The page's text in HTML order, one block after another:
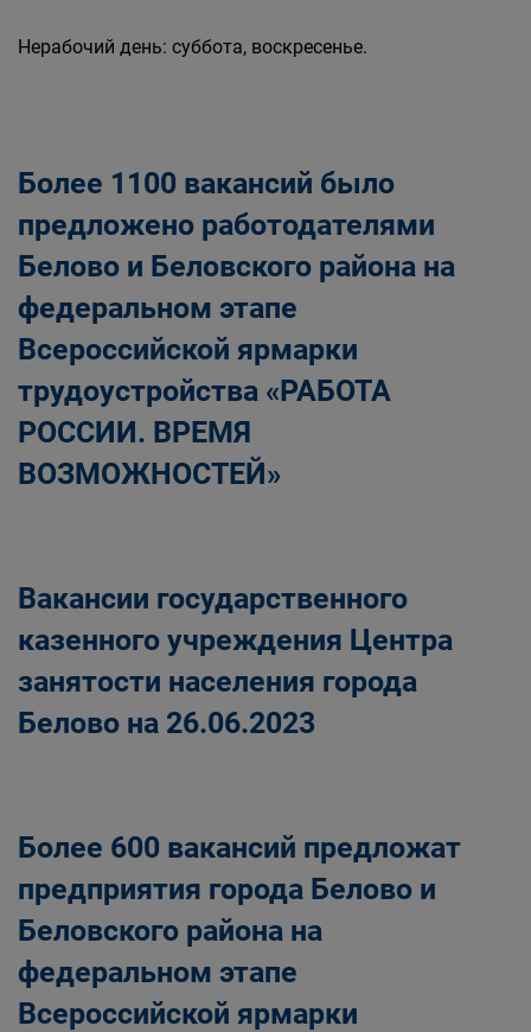
Нерабочий день: суббота, воскресенье.
Более 1100 вакансий было
предложено работодателями
Белово и Беловского района на
федеральном этапе
Всероссийской ярмарки
трудоустройства «РАБОТА
РОССИИ. ВРЕМЯ
ВОЗМОЖНОСТЕЙ»
Вакансии государственного
казенного учреждения Центра
занятости населения города
Белово на 26.06.2023
Более 600 вакансий предложат
предприятия города Белово и
Беловского района на
федеральном этапе
Всероссийской ярмарки